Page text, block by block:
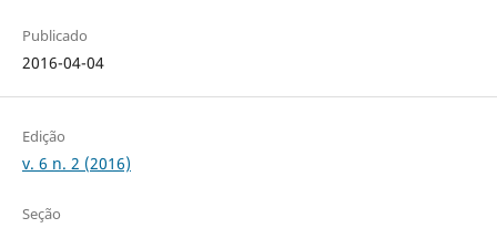
Publicado
2016-04-04
Edição
v. 6 n. 2 (2016)
Seção